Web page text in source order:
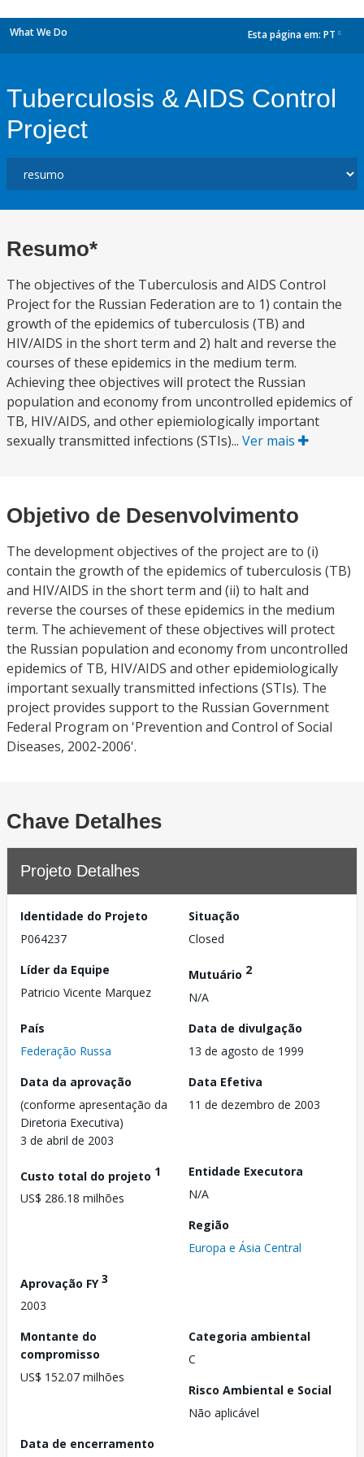
What We Do Esta página em: PT
Tuberculosis & AIDS Control
Project
Resumo*
The objectives of the Tuberculosis and AIDS Control
Project for the Russian Federation are to 1) contain the
growth of the epidemics of tuberculosis (TB) and
HIV/AIDS in the short term and 2) halt and reverse the
courses of these epidemics in the medium term.
Achieving thee objectives will protect the Russian
population and economy from uncontrolled epidemics of
TB, HIV/AIDS, and other epiemiologically important
sexually transmitted infections (STIs)... Ver mais
Objetivo de Desenvolvimento
The development objectives of the project are to (i)
contain the growth of the epidemics of tuberculosis (TB)
and HIV/AIDS in the short term and (ii) to halt and
reverse the courses of these epidemics in the medium
term. The achievement of these objectives will protect
the Russian population and economy from uncontrolled
epidemics of TB, HIV/AIDS and other epidemiologically
important sexually transmitted infections (STIs). The
project provides support to the Russian Government
Federal Program on 'Prevention and Control of Social
Diseases, 2002-2006'.
Chave Detalhes
Projeto Detalhes
Identidade do Projeto
P064237
Situação
Closed
Líder da Equipe
Patricio Vicente Marquez
Mutuário 2
N/A
País
Federação Russa
Data de divulgação
13 de agosto de 1999
Data da aprovação
(conforme apresentação da
Diretoria Executiva)
3 de abril de 2003
Data Efetiva
11 de dezembro de 2003
Custo total do projeto 1
US$ 286.18 milhões
Entidade Executora
N/A
Região
Europa e Ásia Central
Aprovação FY3
2003
Montante do
compromisso
US$ 152.07 milhões
Categoria ambiental
C
Risco Ambiental e Social
Não aplicável
Data de encerramento